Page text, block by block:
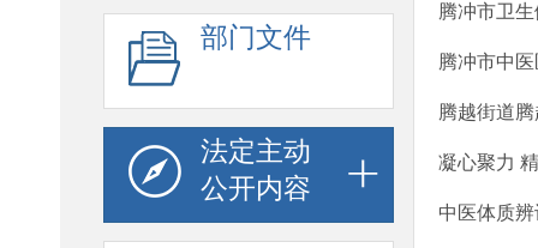
部门文件
法定主动
公开内容
腾冲市卫
腾冲市中
腾越街道
凝心聚力
中医体质